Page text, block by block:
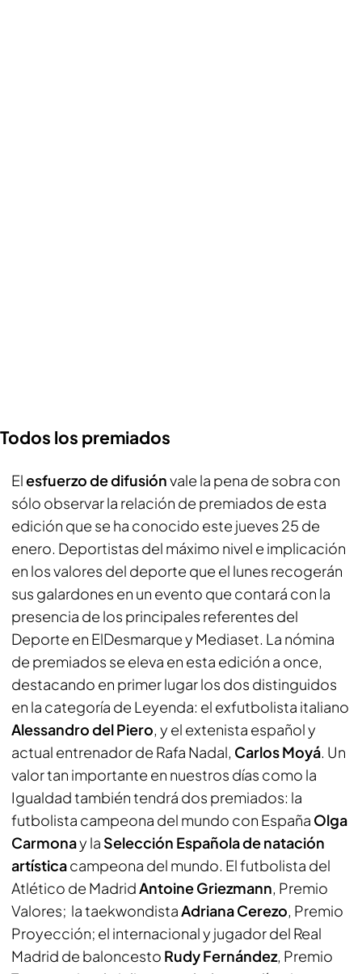
Todos los premiados
Elesfuerzo de difusiónvale la pena de sobra con
sólo observar la relación de premiados de esta
edición que se ha conocido este jueves 25 de
enero. Deportistas del máximo nivel e implicación
en los valores del deporte que el lunes recogerán
sus galardones en un evento que contará con la
presencia de los principales referentes del
Deporte en ElDesmarquey Mediaset. La nómina
de premiados se eleva en esta edición a once,
destacando en primer lugar los dos distinguidos
en la categoría de Leyenda: el exfutbolista italiano
Alessandro del Piero, y el extenista español y
actual entrenador de Rafa Nadal, Carlos Moyá. Un
valor tan importante en nuestros días como la
Igualdad también tendrá dos premiados: la
futbolista campeona del mundo con España Olga
Carmonay la Selección Española de natación
artísticacampeona del mundo. El futbolista del
Atlético de MadridAntoine Griezmann, Premio
Valores; la taekwondistaAdriana Cerezo, Premio
Proyección; el internacional y jugador del Real
Madrid de baloncesto Rudy Fernández, Premio